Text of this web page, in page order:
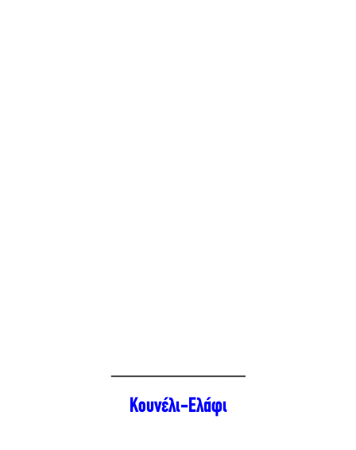
Κουνέλι-Ελάφι